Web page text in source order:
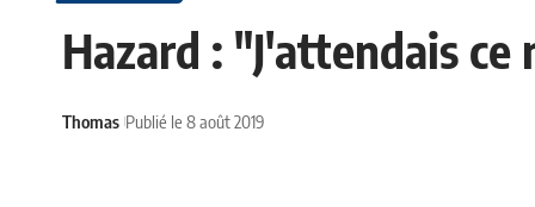
Hazard : "J'attendais
Thomas Publié le 8 août 2019